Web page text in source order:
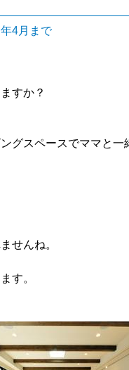
4月まで
すか？
グスペースでママと一
せんね。
す。